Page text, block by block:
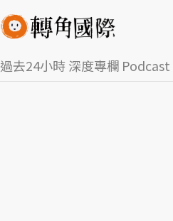
過去24小時深度專欄 Podcast